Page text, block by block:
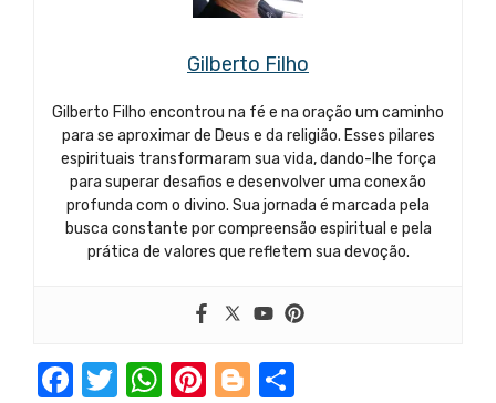
Gilberto Filho
Gilberto Filho encontrou na fé e na oração um caminho
para se aproximar de Deus e da religião. Esses pilares
espirituais transformaram sua vida, dando-lhe força
para superar desafios e desenvolver uma conexão
profunda com o divino. Sua jornada é marcada pela
busca constante por compreensão espiritual e pela
prática de valores que refletem sua devoção.
F
T
W Pi Bl